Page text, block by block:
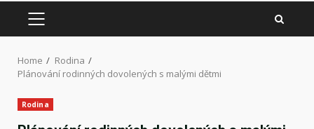
PRIMARY
Home
Rodina
Plánování rodinných dovolených s malými dětmi
Rodina